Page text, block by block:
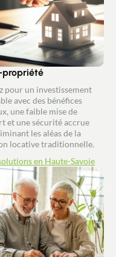
propriété
pour un investissement
avec des bénéfices
une faible mise de
et une sécurité accrue
les aléas de la
locative traditionnelle.
en Haute-Savoie